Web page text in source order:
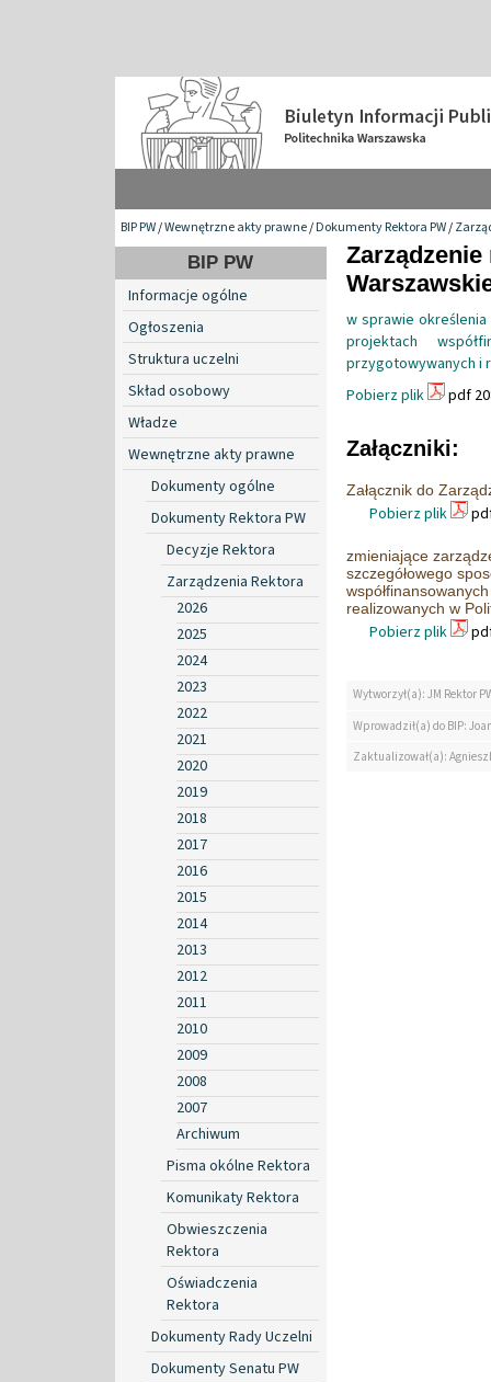
BIP PW/Wewnętrzne akty prawne/Dokumenty Rektora PW/
BIP PW
Informacje ogólne
Ogłoszenia
Struktura uczelni
Skład osobowy
Władze
Wewnętrzne akty prawne
Dokumenty ogólne
Dokumenty Rektora PW
Decyzje Rektora
Zarządzenia Rektora
2026
2025
2024
2023
2022
2021
2020
2019
2018
2017
2016
2015
2014
2013
2012
2011
2010
2009
2008
2007
Archiwum
Pisma okólne Rektora
Komunikaty Rektora
Obwieszczenia
Rektora
Oświadczenia
Rektora
Dokumenty Rady Uczelni
Dokumenty Senatu PW
w sprawie
projektach
przygotowywanych i
Pobierz plik
pdf
Załączniki:
Załącznik do
Pobierz plik
zmieniające
szczegółowego
realizowanych w
Pobierz plik
Wytworzył(a): JM Rektor
Wprowadził(a) do BIP:
Zaktualizował(a):